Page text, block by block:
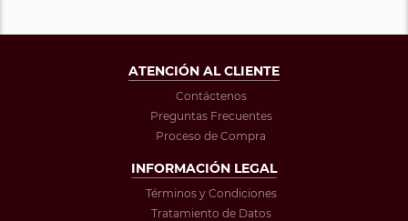
ATENCIÓN AL CLIENTE
Contáctenos
Preguntas Frecuentes
Proceso de Compra
INFORMACIÓN LEGAL
Términos y Condiciones
Tratamiento de Datos